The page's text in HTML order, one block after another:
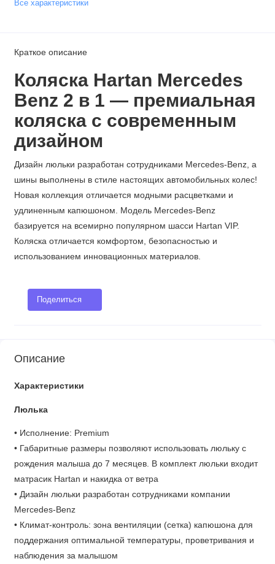
Все характеристики
Краткое описание
Коляска Hartan Mercedes
Benz 2 в 1 — премиальная
коляска с современным
дизайном
Дизайн люльки разработан сотрудниками Mercedes-Benz, а
шины выполнены в стиле настоящих автомобильных колес!
Новая коллекция отличается модными расцветками и
удлиненным капюшоном. Модель Mercedes-Benz
базируется на всемирно популярном шасси Hartan VIP.
Коляска отличается комфортом, безопасностью и
использованием инновационных материалов.
Поделиться
Описание
Характеристики
Люлька
• Исполнение: Premium
• Габаритные размеры позволяют использовать люльку с
рождения малыша до 7 месяцев. В комплект люльки входит
матрасик Hartan и накидка от ветра
• Дизайн люльки разработан сотрудниками компании
Mercedes-Benz
• Климат-контроль: зона вентиляции (сетка) капюшона для
поддержания оптимальной температуры, проветривания и
наблюдения за малышом